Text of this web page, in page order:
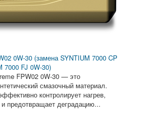
0W-30 (замена SYNTIUM 7000 CP
7000 FJ 0W-30)
FPW02 0W-30 — это
смазочный материал.
контролирует нагрев,
предотвращает деградацию...